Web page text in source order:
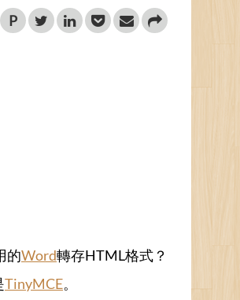
P
的Word轉存HTML格式？
TinyMCE。